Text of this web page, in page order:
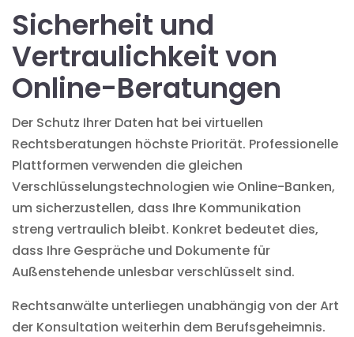
Sicherheit und
Vertraulichkeit von
Online-Beratungen
Der Schutz Ihrer Daten hat bei virtuellen
Rechtsberatungen höchste Priorität. Professionelle
Plattformen verwenden die gleichen
Verschlüsselungstechnologien wie Online-Banken,
um sicherzustellen, dass Ihre Kommunikation
streng vertraulich bleibt. Konkret bedeutet dies,
dass Ihre Gespräche und Dokumente für
Außenstehende unlesbar verschlüsselt sind.
Rechtsanwälte unterliegen unabhängig von der Art
der Konsultation weiterhin dem Berufsgeheimnis.